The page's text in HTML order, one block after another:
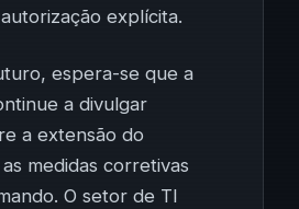
explícita.
espera-se que a
a divulgar
a extensão do
medidas corretivas
O setor de TI